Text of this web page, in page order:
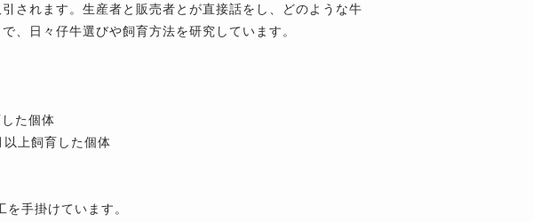
されます。生産者と販売者とが直接話をし、どのような牛
、日々仔牛選びや飼育方法を研究しています。
た個体
上飼育した個体
手掛けています。